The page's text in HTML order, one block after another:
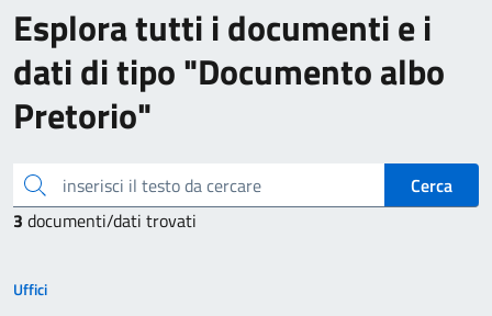
Esplora tutti i documenti e i
dati di tipo "Documento albo
Pretorio"
inserisci il testo da cercare
Cerca
3 documenti/dati trovati
Uffici